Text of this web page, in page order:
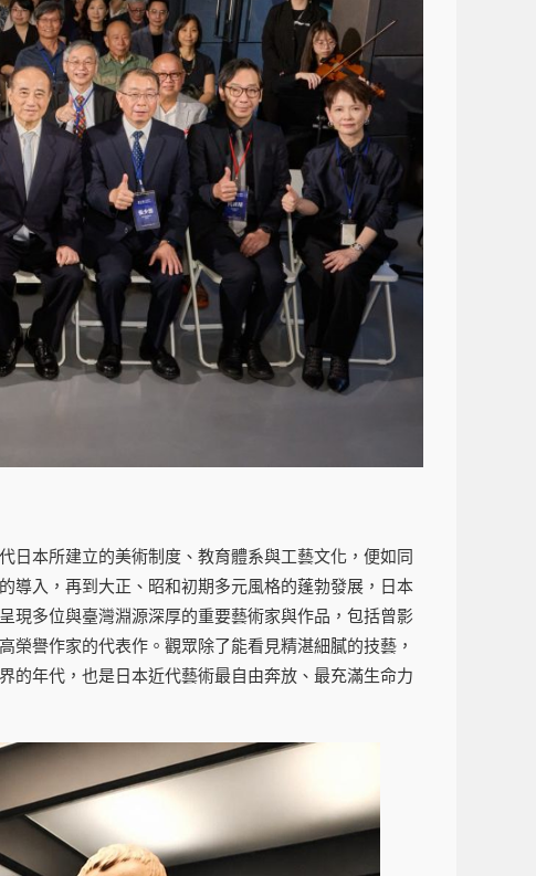
日本所建立的美術制度、教育體系與工藝文化，便如同
導入，再到大正、昭和初期多元風格的蓬勃發展，日本
現多位與臺灣淵源深厚的重要藝術家與作品，包括曾影
譽作家的代表作。觀眾除了能看見精湛細膩的技藝，
的年代，也是日本近代藝術最自由奔放、最充滿生命力